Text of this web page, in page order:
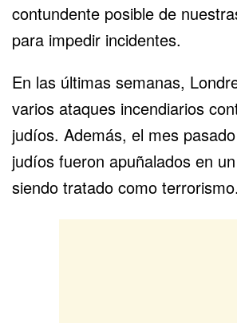
contundente posible de
para impedir incidentes.
En las últimas semanas,
varios ataques incendiarios
judíos. Además, el mes
judíos fueron apuñalados en
siendo tratado como terrorismo.